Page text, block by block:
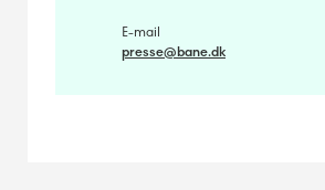
E-mail
presse@bane.dk